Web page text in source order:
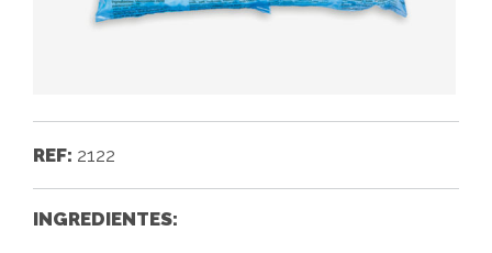
REF: 2122
INGREDIENTES: